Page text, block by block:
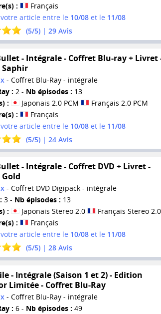
:
Français
votre article entre le 10/08et le 11/08
(5/5) | 29Avis
- Intégrale - Coffret Blu-ray + Livret
- Coffret Blu-Ray - intégrale
: 2 - Nb épisodes : 13
:
Japonais 2.0 PCM
Français 2.0 PCM
:
Français
votre article entre le 10/08et le 11/08
(5/5) | 24Avis
- Intégrale - Coffret DVD + Livret -
- Coffret DVD Digipack - intégrale
3 - Nb épisodes : 13
:
Japonais Stereo 2.0
Français Stereo 2.0
:
Français
votre article entre le 10/08et le 11/08
(5/5) | 28Avis
- Intégrale (Saison 1 et 2) - Edition
Limitée - Coffret Blu-Ray
- Coffret Blu-Ray - intégrale
: 6 - Nb épisodes : 49